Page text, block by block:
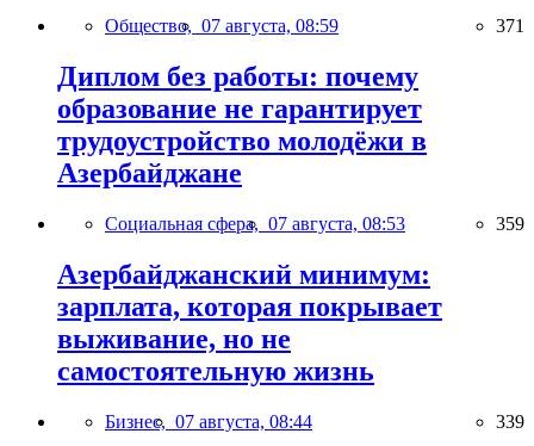
Общество, 07 августа, 08:59 371
Диплом без работы: почему
образование не гарантирует
трудоустройство молодёжи в
Азербайджане
Социальная сфера, 07 августа, 08:53 359
Азербайджанский минимум:
зарплата, которая покрывает
выживание, но не
самостоятельную жизнь
Бизнес, 07 августа, 08:44 339